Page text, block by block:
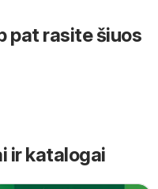
pat rasite šiuos
ir katalogai